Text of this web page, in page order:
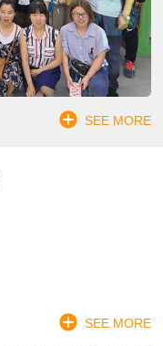
SEE MORE
SEE MORE